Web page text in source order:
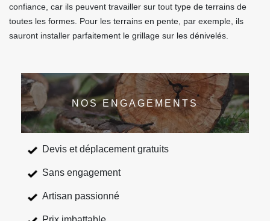
confiance, car ils peuvent travailler sur tout type de terrains de
toutes les formes. Pour les terrains en pente, par exemple, ils
sauront installer parfaitement le grillage sur les dénivelés.
NOS ENGAGEMENTS
Devis et déplacement gratuits
Sans engagement
Artisan passionné